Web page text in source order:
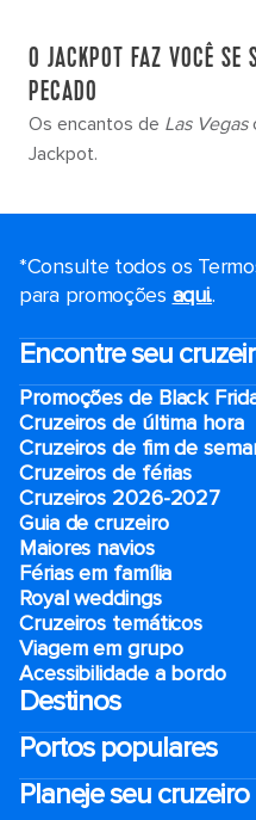
O JACKPOT FAZ VOCÊ SE
PECADO
Os encantos de Las Vegas
Jackpot.
*Consulte todos os
para promoções aqui..
Encontre seu
Promoções de Black
Cruzeiros de última hora
Cruzeiros de fim de
Cruzeiros de férias
Cruzeiros 2026-2027
Guia de cruzeiro
Maiores navios
Férias em família
Royal weddings
Cruzeiros temáticos
Viagem em grupo
Acessibilidade a bordo
Destinos
Portos populares
Planeje seu cruzeiro